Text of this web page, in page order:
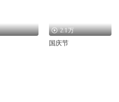
2.1万
国庆节